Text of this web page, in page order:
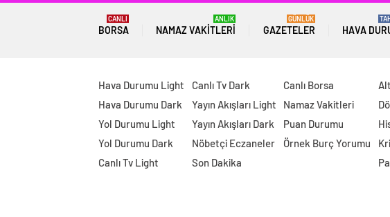
BORSA
CANLI
NAMAZ VAKITLERI
ANLIK
GAZETELER
GÜNLÜK
HAVA
Hava Durumu Light
Hava Durumu Dark
Yol Durumu Light
Yol Durumu Dark
Canlı Tv Light
Canlı Tv Dark
Yayın Akışları Light
Yayın Akışları Dark
Nöbetçi Eczaneler
Son Dakika
Canlı Borsa
Namaz Vakitleri
Puan Durumu
Örnek Burç Yorumu